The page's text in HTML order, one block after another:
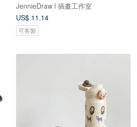
JennieDraw l 插畫工作室
US$ 11.14
可客製